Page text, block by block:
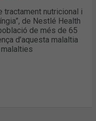
tractament nutricional i
de Nestlé Health
de més de 65
d’aquesta malaltia